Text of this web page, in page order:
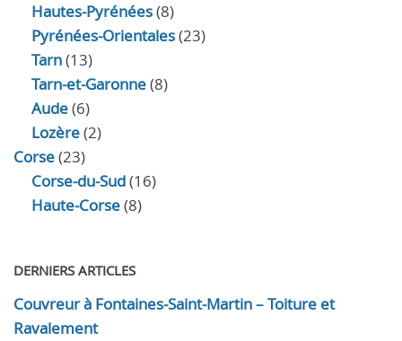
Hautes-Pyrénées(8)
Pyrénées-Orientales(23)
Tarn(13)
Tarn-et-Garonne(8)
Aude(6)
Lozère(2)
Corse(23)
Corse-du-Sud(16)
Haute-Corse(8)
DERNIERS ARTICLES
Couvreur à Fontaines-Saint-Martin – Toiture et
Ravalement